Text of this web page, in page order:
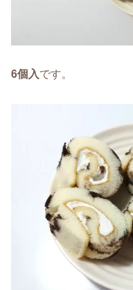
6個入です。